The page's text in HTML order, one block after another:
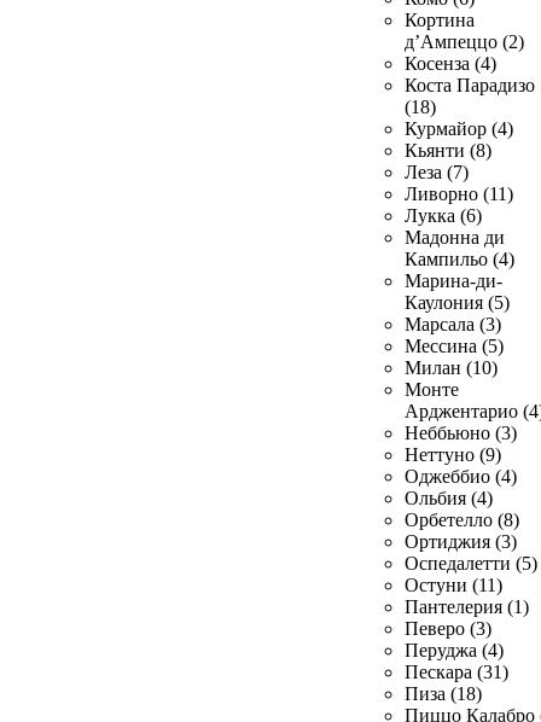
Кортина
д’Ампеццо (2)
Косенза (4)
Коста Парадизо
(18)
Курмайор (4)
Кьянти (8)
Леза (7)
Ливорно (11)
Лукка (6)
Мадонна ди
Кампильо (4)
Марина-ди-
Каулония (5)
Марсала (3)
Мессина (5)
Милан (10)
Монте
Арджентарио
Неббьюно (3)
Неттуно (9)
Оджеббио (4)
Ольбия (4)
Орбетелло (8)
Ортиджия (3)
Оспедалетти (5)
Остуни (11)
Пантелерия (1)
Певеро (3)
Перуджа (4)
Пескара (31)
Пиза (18)
Пиццо Калабро